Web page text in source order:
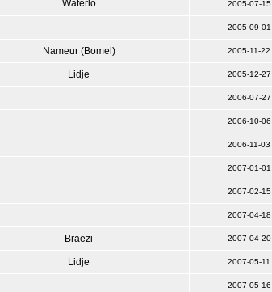
Waterlo 2005-07-15
2005-09-01
Nameur (Bomel) 2005-11-22
Lidje 2005-12-27
2006-07-27
2006-10-06
2006-11-03
2007-01-01
2007-02-15
2007-04-18
Braezi 2007-04-20
Lidje 2007-05-11
2007-05-16